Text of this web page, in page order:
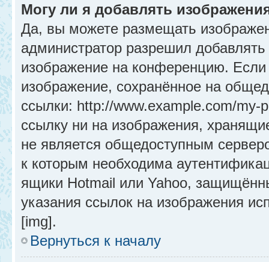
Могу ли я добавлять
Да, вы можете размещать
администратор разрешил
изображение на конференцию.
изображение, сохранённое на
ссылки: http://www.example.com/
ссылку ни на изображения,
не является общедоступным
к которым необходима
ящики Hotmail или Yahoo,
указания ссылок на изображения
[img].
Вернуться к началу